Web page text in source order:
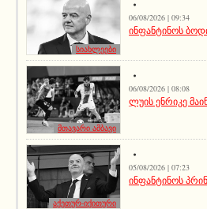
სიახლეები
06/08/2026 | 09:34
ინფანტინოს
მთავარი ამბავი
06/08/2026 | 08:08
ლუის ენრიკე
აქეთურ-იქითური
05/08/2026 | 07:23
ინფანტინოს